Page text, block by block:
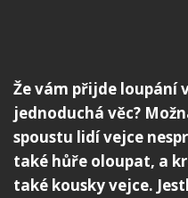
Že vám přijde loupání
jednoduchá věc?
spoustu lidí vejce
také hůře oloupat, a
také kousky vejce.